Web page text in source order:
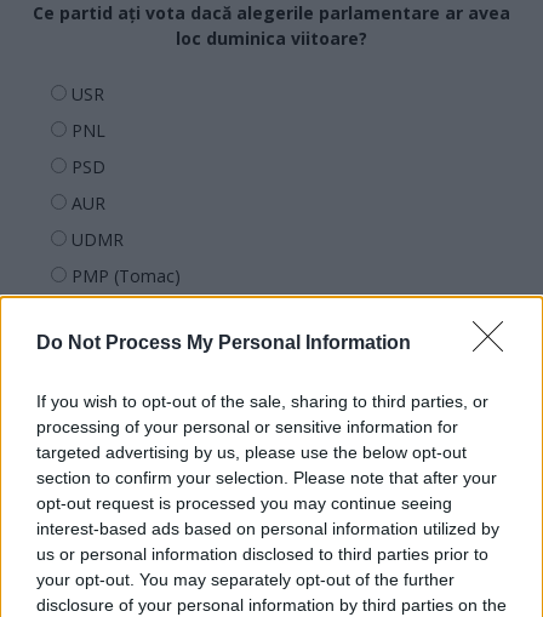
Do Not Process My Personal Information
If you wish to opt-out of the sale, sharing to third parties, or
processing of your personal or sensitive information for
targeted advertising by us, please use the below opt-out
section to confirm your selection. Please note that after your
opt-out request is processed you may continue seeing
interest-based ads based on personal information utilized by
us or personal information disclosed to third parties prior to
your opt-out. You may separately opt-out of the further
disclosure of your personal information by third parties on the
Ce partid ați vota dacă alegerile parlamentare ar avea
loc duminica viitoare?
USR
PNL
PSD
AUR
UDMR
PMP (Tomac)
PNȚMM
SENS
SOS (Șoșoacă)
POT (Gavrilă)
PACE (Peia)
Acțiunea Conservatoare (Târziu)
PDF (Lazarus)